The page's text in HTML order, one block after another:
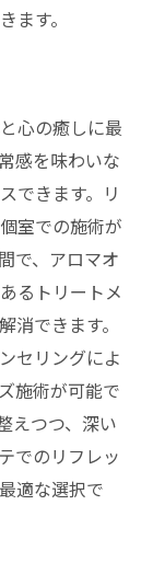
ます。
心の癒しに最
感を味わいな
できます。リ
室での施術が
で、アロマオ
るトリートメ
消できます。
セリングによ
施術が可能で
えつつ、深い
でのリフレッ
適な選択で